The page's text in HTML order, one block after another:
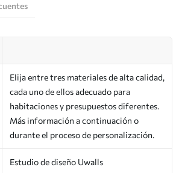
Elija entre tres materiales de alta calidad,
cada uno de ellos adecuado para
habitaciones y presupuestos diferentes.
Más información a continuación o
durante el proceso de personalización.
Estudio de diseño Uwalls